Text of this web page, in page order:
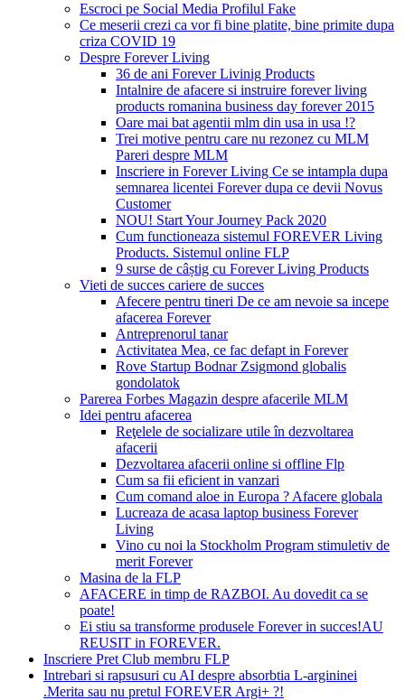
Escroci pe Social Media Profilul Fake
Ce meserii crezi ca vor fi bine platite, bine primite dupa
criza COVID 19
Despre Forever Living
36 de ani Forever Livinig Products
Intalnire de afacere si instruire forever living
products romanina business day forever 2015
Oare mai bat agentii mlm din usa in usa !?
Trei motive pentru care nu rezonez cu MLM
Pareri despre MLM
Inscriere in Forever Living Ce se intampla dupa
semnarea licentei Forever dupa ce devii Novus
Customer
NOU! Start Your Journey Pack 2020
Cum functioneaza sistemul FOREVER Living
Products. Sistemul online FLP
9 surse de câștig cu Forever Living Products
Vieti de succes cariere de succes
Afecere pentru tineri De ce am nevoie sa incepe
afacerea Forever
Antreprenorul tanar
Activitatea Mea, ce fac defapt in Forever
Rove Startup Bodnar Zsigmond globalis
gondolatok
Parerea Forbes Magazin despre afacerile MLM
Idei pentru afacerea
Reţelele de socializare utile în dezvoltarea
afacerii
Dezvoltarea afacerii online si offline Flp
Cum sa fii eficient in vanzari
Cum comand aloe in Europa ? Afacere globala
Lucreaza de acasa laptop business Forever
Living
Vino cu noi la Stockholm Program stimuletiv de
merit Forever
Masina de la FLP
AFACERE in timp de RAZBOI. Au dovedit ca se
poate!
Ei stiu sa transforme produsele Forever in succes!AU
REUSIT in FOREVER.
Inscriere Pret Club membru FLP
Intrebari si rapsusuri cu AI despre absorbtia L-argininei
.Merita sau nu pretul FOREVER Argi+ ?!